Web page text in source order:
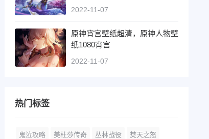
2022-11-07
原神宵宫壁纸超清，原神人物壁
纸1080宵宫
2022-11-07
热门标签
鬼泣攻略 美杜莎传奇 丛林战役 焚天之怒